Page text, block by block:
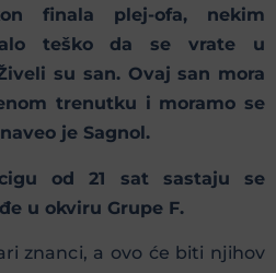
finala plej-ofa, nekim
teško da se vrate u
su san. Ovaj san mora
trenutku i moramo se
je Sagnol.
od 21 sat sastaju se
u okviru Grupe F.
znanci, a ovo će biti njihov